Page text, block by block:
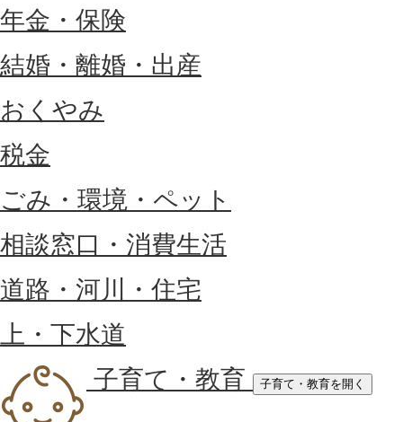
年金・保険
結婚・離婚・出産
おくやみ
税金
ごみ・環境・ペット
相談窓口・消費生活
道路・河川・住宅
上・下水道
子育て・教育
子育て・教育を開く